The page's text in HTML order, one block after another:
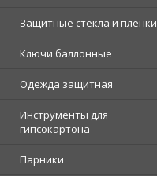
Защитные стёкла и плёнки
Ключи баллонные
Одежда защитная
Инструменты для
гипсокартона
Парники